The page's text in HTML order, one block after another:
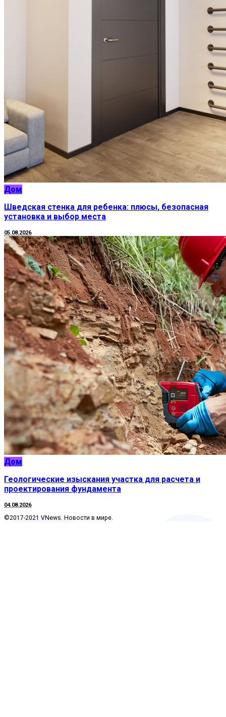
Дом
Шведская стенка для ребенка: плюсы, безопасная
установка и выбор места
05.08.2026
Дом
Геологические изыскания участка для расчета и
проектирования фундамента
04.08.2026
©2017-2021 VNews. Новости в мире.